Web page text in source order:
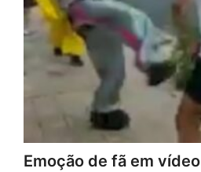
Emoção de fã em vídeo